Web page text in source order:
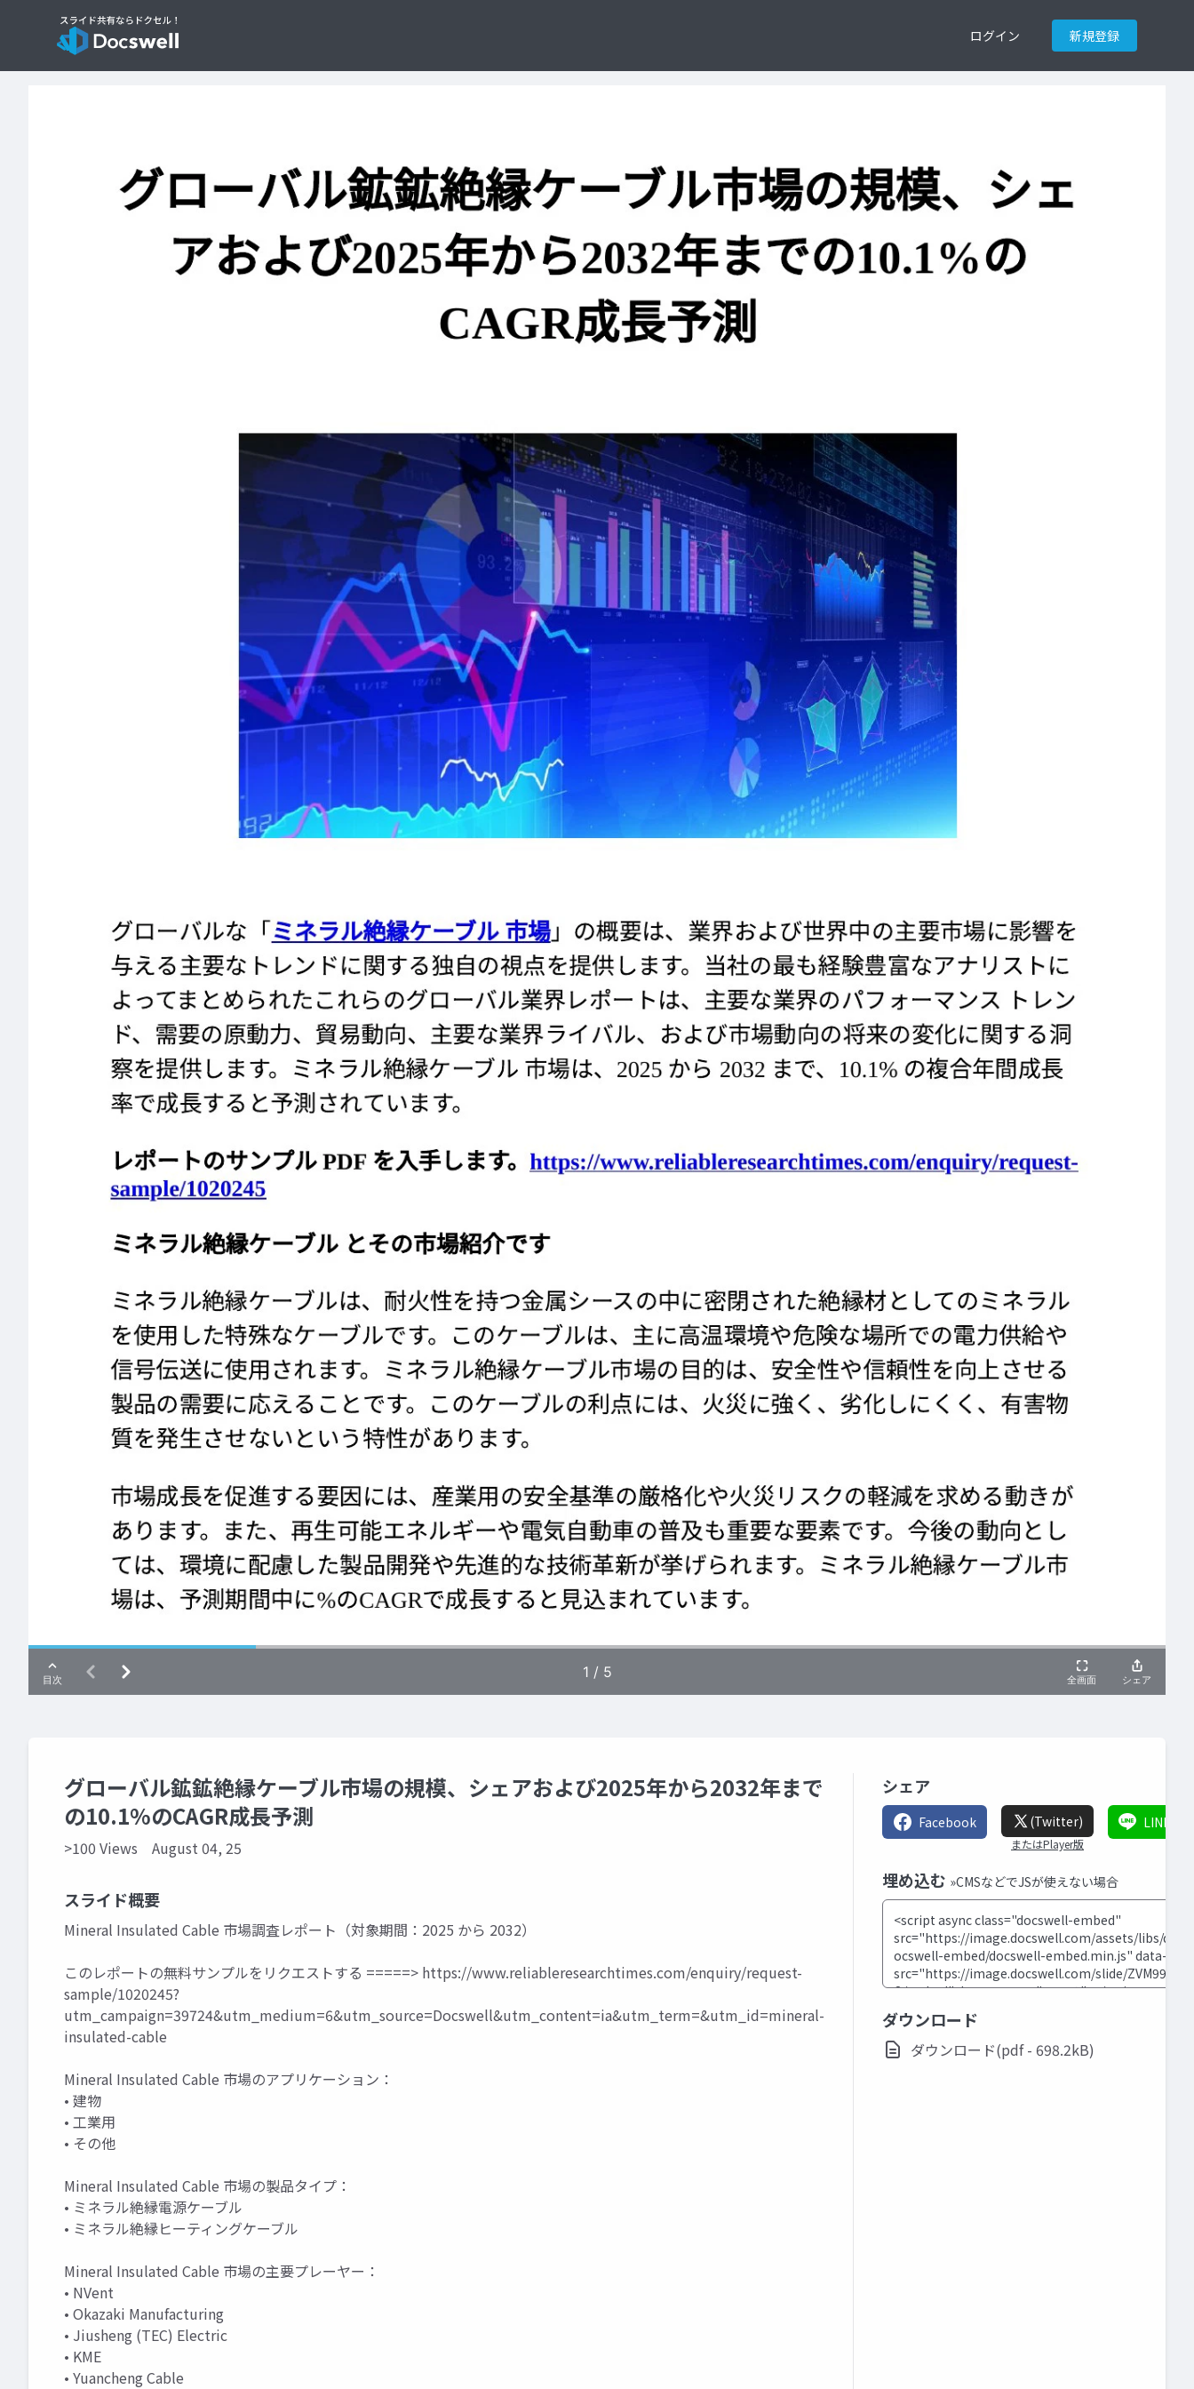
ログイン 新規登録
グローバル鉱鉱絶縁ケーブル市場の規模、シェアおよび2025年から2032年まで
の10.1%のCAGR成長予測
>100 Views August 04, 25
スライド概要
Mineral Insulated Cable 市場調査レポート（対象期間：2025 から 2032）
このレポートの無料サンプルをリクエストする =====> https://www.reliableresearchtimes.com/enquiry/request-
sample/1020245?
utm_campaign=39724&utm_medium=6&utm_source=Docswell&utm_content=ia&utm_term=&utm_id=mineral-
insulated-cable
Mineral Insulated Cable 市場のアプリケーション：
• 建物
• 工業用
• その他
Mineral Insulated Cable 市場の製品タイプ：
• ミネラル絶縁電源ケーブル
• ミネラル絶縁ヒーティングケーブル
Mineral Insulated Cable 市場の主要プレーヤー：
• NVent
• Okazaki Manufacturing
• Jiusheng (TEC) Electric
• KME
• Yuancheng Cable
シェア
Facebook (Twitter)
またはPlayer版
LINE
埋め込む »CMSなどでJSが使えない場合
ダウンロード
ダウンロード(pdf - 698.2kB)